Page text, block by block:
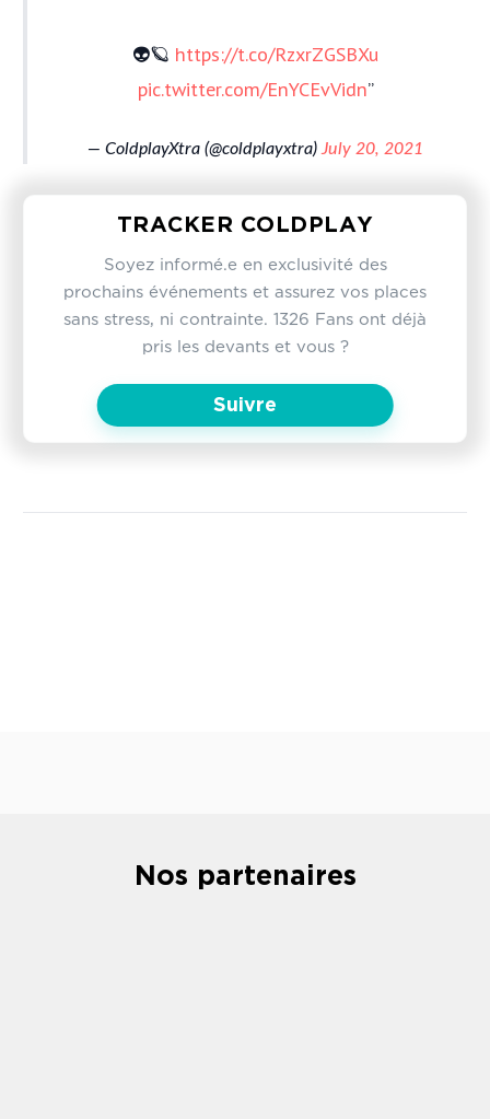
👽🪐 https://t.co/RzxrZGSBXu
pic.twitter.com/EnYCEvVidn
— ColdplayXtra (@coldplayxtra)July 20, 2021
TRACKER COLDPLAY
Soyez informé.e en exclusivité des
prochains événements et assurez vos places
sans stress, ni contrainte. 1326 Fans ont déjà
pris les devants et vous ?
Suivre
Nos partenaires